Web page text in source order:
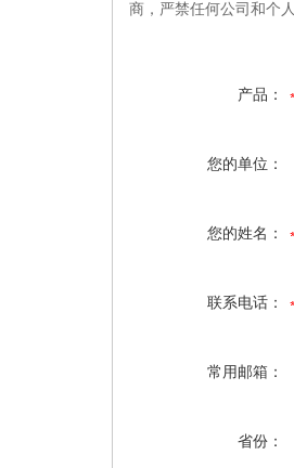
商，严禁任何公司和个
产品：
您的单位：
您的姓名：
联系电话：
常用邮箱：
省份：